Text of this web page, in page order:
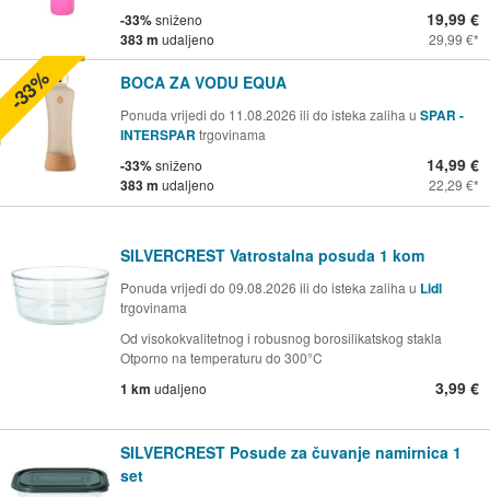
-33%sniženo
383 m udaljeno
19,99 €
29,99 €
BOCA ZA VODU EQUA
Ponuda vrijedi do 11.08.2026 ili do isteka zaliha u SPAR -
INTERSPAR trgovinama
-33%sniženo
383 m udaljeno
14,99 €
22,29 €
-33%
SILVERCREST Vatrostalna posuda 1 kom
Ponuda vrijedi do 09.08.2026 ili do isteka zaliha u Lidl
trgovinama
Od visokokvalitetnog i robusnog borosilikatskog stakla
Otporno na temperaturu do 300°C
1 km udaljeno 3,99 €
SILVERCREST Posude za čuvanje namirnica 1
set